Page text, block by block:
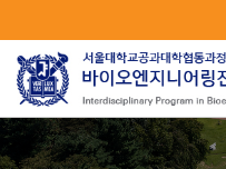
로
메
뉴